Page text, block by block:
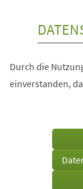
Durch die
einverstanden,